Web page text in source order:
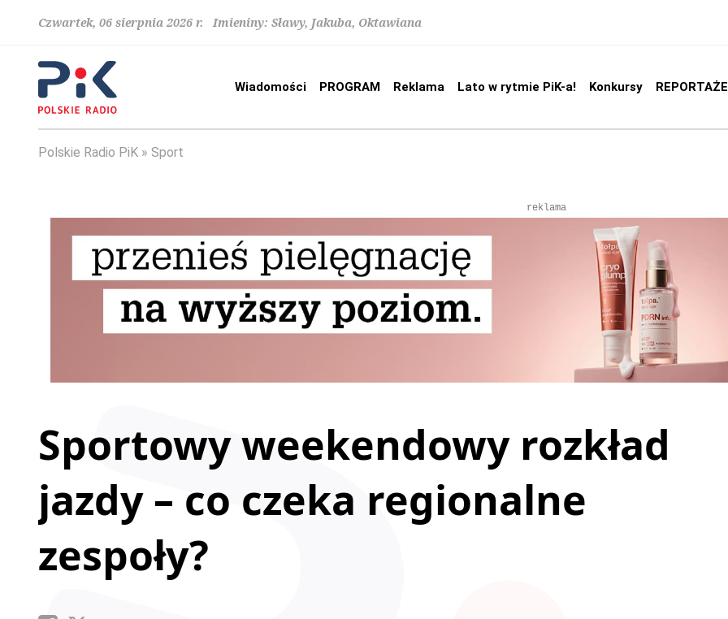
Czwartek, 06 sierpnia 2026 r. Imieniny: Sławy, Jakuba, Oktawiana
Wiadomości PROGRAM Reklama Lato w rytmie PiK-a! Konkursy REPORTAŻE
Polskie Radio PiK Sport
reklama
Sportowy weekendowy rozkład
jazdy – co czeka regionalne
zespoły?